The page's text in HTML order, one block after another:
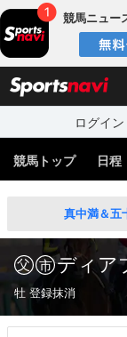
競馬ニュー
ログイン
競馬トップ 日程
真中満＆五
ディア
牡 登録抹消